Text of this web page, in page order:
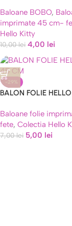
45 CM
Baloane BOBO,
imprimate 45 cm-
Hello Kitty
10,00lei 4,00 lei
-29%
BALON FOLIE
Baloane folie
fete, Colectia Hello
7,00lei 5,00 lei